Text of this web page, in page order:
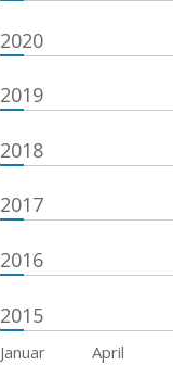
2020
2019
2018
2017
2016
2015
Januar April